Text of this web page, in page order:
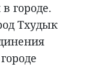
городе.
Тхудык